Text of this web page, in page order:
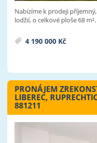
Nabízíme k prodeji
lodžií, o celkové ploše 68
4 190 000 Kč
PRONÁJEM
LIBEREC,
881211